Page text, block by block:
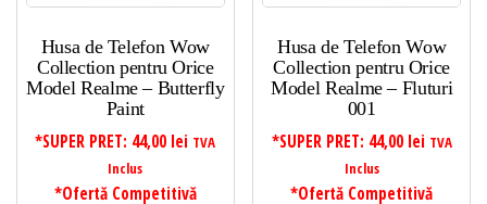
Husa de Telefon Wow
Collection pentru Orice
Model Realme – Butterfly
Paint
*SUPER PRET: 44,00 lei TVA
Inclus
*Ofertă Competitivă
Husa de Telefon Wow
Collection pentru Orice
Model Realme – Fluturi
001
*SUPER PRET: 44,00 lei TVA
Inclus
*Ofertă Competitivă